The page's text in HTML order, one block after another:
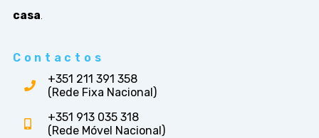
casa.
Contactos
+351 211 391 358
(Rede Fixa Nacional)
+351 913 035 318
(Rede Móvel Nacional)